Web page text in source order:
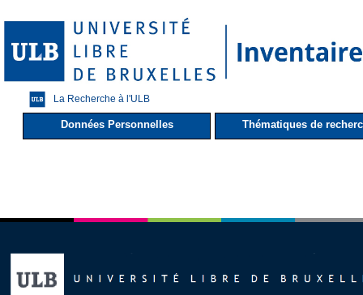
La Recherche à l'ULB
Données Personnelles Thématiques de